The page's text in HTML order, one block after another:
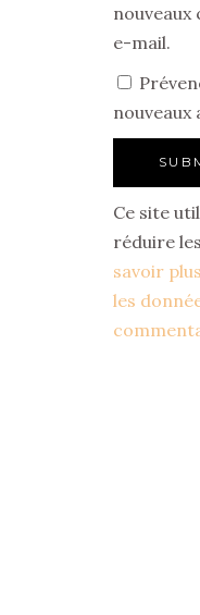
e-mail.
Ce site
réduire
savoir
les